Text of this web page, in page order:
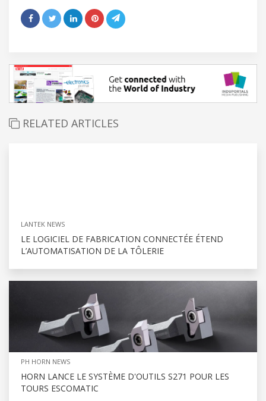
RELATED ARTICLES
LANTEK NEWS
LE LOGICIEL DE FABRICATION CONNECTÉE ÉTEND
L’AUTOMATISATION DE LA TÔLERIE
PH HORN NEWS
HORN LANCE LE SYSTÈME D'OUTILS S271 POUR LES
TOURS ESCOMATIC